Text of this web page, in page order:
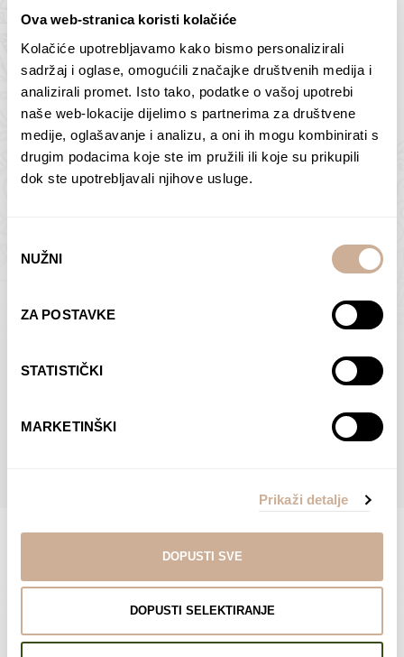
Ova web-stranica koristi kolačiće
Kolačiće upotrebljavamo kako bismo personalizirali
sadržaj i oglase, omogućili značajke društvenih medija i
analizirali promet. Isto tako, podatke o vašoj upotrebi
naše web-lokacije dijelimo s partnerima za društvene
medije, oglašavanje i analizu, a oni ih mogu kombinirati s
drugim podacima koje ste im pružili ili koje su prikupili
dok ste upotrebljavali njihove usluge.
pristanka
NUŽNI
ZA POSTAVKE
STATISTIČKI
MARKETINŠKI
Prikaži detalje
DOPUSTI SVE
DOPUSTI SELEKTIRANJE
Butan – ljudi 2
75,00€ – 138,00€Raspon
cijena:
od
75,00 €
138,00 €
ODABERI OPCIJE
Antarktika – krajolik
2
75,00€ – 138,00€Raspon
cijena:
od
ODABERI OPCIJE
Dolac
ODABERI OPCIJE
Moreškanti – sjena
€Raspon
od
75,00 €
do
138,00 €
ODABERI OPCIJE
POGLEDAJTE SVE PROIZVODE U OVOJ KATEGORIJI
Limited Edition Fotografije